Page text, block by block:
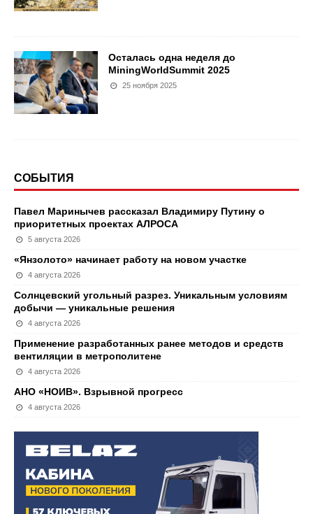
Осталась одна неделя до
MiningWorldSummit 2025
25 ноября 2025
СОБЫТИЯ
Павел Маринычев рассказал Владимиру Путину о
приоритетных проектах АЛРОСА
5 августа 2026
«Янзолото» начинает работу на новом участке
4 августа 2026
Солнцевский угольный разрез. Уникальным условиям
добычи — уникальные решения
4 августа 2026
Применение разработанных ранее методов и средств
вентиляции в метрополитене
4 августа 2026
АНО «НОИВ». Взрывной прогресс
4 августа 2026